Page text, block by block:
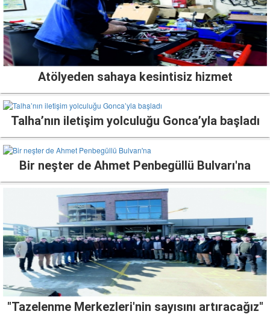
Atölyeden sahaya kesintisiz hizmet
Talha’nın iletişim yolculuğu Gonca’yla başladı
Bir neşter de Ahmet Penbegüllü Bulvarı'na
"Tazelenme Merkezleri'nin sayısını artıracağız"